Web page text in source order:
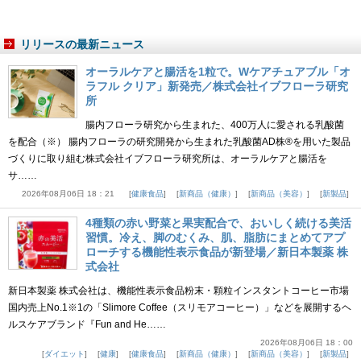
リリースの最新ニュース
オーラルケアと腸活を1粒で。Wケアチュアブル「オ
ラフル クリア」新発売／株式会社イブフローラ研究
所
腸内フローラ研究から生まれた、400万人に愛される乳酸菌
を配合（※） 腸内フローラの研究開発から生まれた乳酸菌AD株®を用いた製品
づくりに取り組む株式会社イブフローラ研究所は、オーラルケアと腸活を
サ……
2026年08月06日 18：21 健康食品 新商品（健康） 新商品（美容） 新製品
4種類の赤い野菜と果実配合で、おいしく続ける美活
習慣。冷え、脚のむくみ、肌、脂肪にまとめてアプ
ローチする機能性表示食品が新登場／新日本製薬 株
式会社
新日本製薬 株式会社は、機能性表示食品粉末・顆粒インスタントコーヒー市場
国内売上No.1※1の「Slimore Coffee（スリモアコーヒー）」などを展開するヘ
ルスケアブランド『Fun and He……
2026年08月06日 18：00
ダイエット
健康 健康食品 新商品（健康） 新商品（美容）
新製品